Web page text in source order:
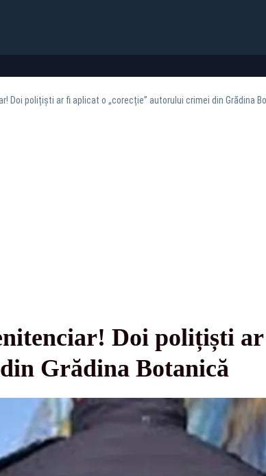
Doi polițiști ar fi aplicat o „corecție” autorului crimei din Grădina
Doi polițiști
Grădina Botanică